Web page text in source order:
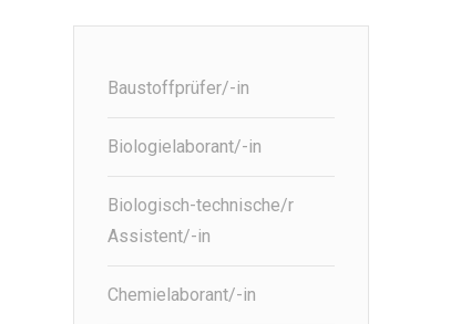
Baustoffprüfer/-in
Biologielaborant/-in
Biologisch-technische/r
Assistent/-in
Chemielaborant/-in